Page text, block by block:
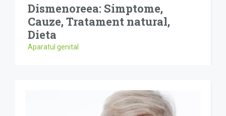
Dismenoreea: Simptome,
Cauze, Tratament natural,
Dieta
Aparatul genital